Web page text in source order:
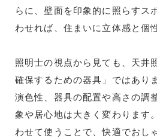
らに、壁面を印象的に照らすス
わせれば、住まいに立体感と個
照明士の視点から見ても、天井
確保するための器具」ではあり
演色性、器具の配置や高さの調
象や居心地は大きく変わります
わせて使うことで、快適でおし